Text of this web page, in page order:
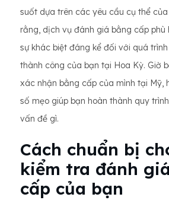
suốt dựa trên các yêu cầu cụ thể
rằng, dịch vụ đánh giá bằng cấp phù
sự khác biệt đáng kể đối với quá
thành công của bạn tại Hoa Kỳ. Giờ
xác nhận bằng cấp của mình tại Mỹ,
số mẹo giúp bạn hoàn thành quy
vấn đề gì.
Cách chuẩn bị
kiểm tra đánh
cấp của bạn